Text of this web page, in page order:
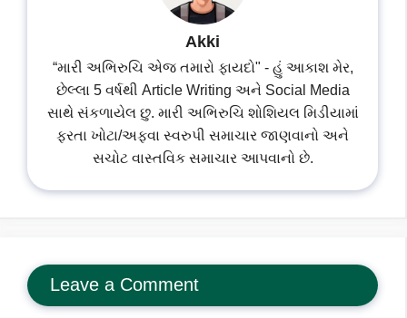
Akki
“મારી અભિરુચિ એજ તમારો ફાયદો" - હું આકાશ મેર,
છેલ્લા 5 વર્ષથી Article Writing અને Social Media
સાથે સંકળાયેલ છુ. મારી અભિરુચિ શોશિયલ મિડીયામાં
ફરતા ખોટા/અફવા સ્વરુપી સમાચાર જાણવાનો અને
સચોટ વાસ્તવિક સમાચાર આપવાનો છે.
Leave a Comment